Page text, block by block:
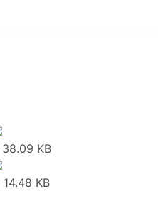
38.09 KB
14.48 KB